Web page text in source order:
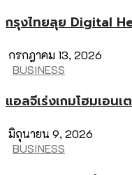
กรุงไทยลุย Digital
กรกฎาคม 13, 2026
BUSINESS
แอลจีเร่งเกมโฮมเอน
มิถุนายน 9, 2026
BUSINESS